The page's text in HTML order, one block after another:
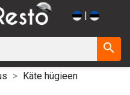
|
search
Käte hügieen